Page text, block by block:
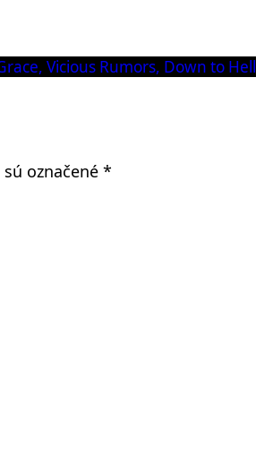
Vicious Rumors, Down to Hell
označené *